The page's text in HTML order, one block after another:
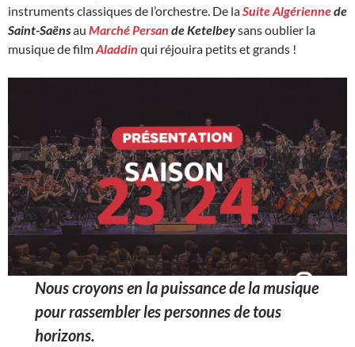
instruments classiques de l’orchestre. De laSuite Algériennede
Saint-Saënsau Marché Persan de Ketelbeysans oublier la
musique de filmAladdin qui réjouira petits et grands !
Nous croyons en la puissance de la musique
pour rassembler les personnes de tous
horizons.